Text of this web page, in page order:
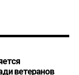
ветеранов